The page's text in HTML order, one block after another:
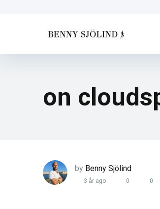
on
by Benny Sjölind
3 år ago 0 0